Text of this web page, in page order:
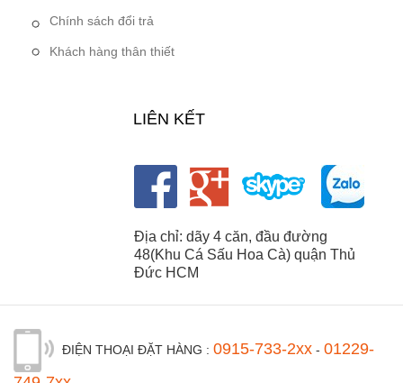
Chính sách đổi trả
Khách hàng thân thiết
LIÊN KẾT
Địa chỉ: dãy 4 căn, đầu đường
48(Khu Cá Sấu Hoa Cà) quận Thủ
Đức HCM
ĐIỆN THOẠI ĐẶT HÀNG : 0915-733-2xx - 01229-